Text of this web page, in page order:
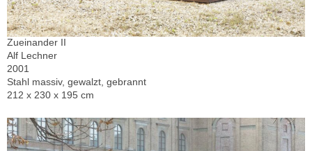
Zueinander II
Alf Lechner
2001
Stahl massiv, gewalzt, gebrannt
212 x 230 x 195 cm